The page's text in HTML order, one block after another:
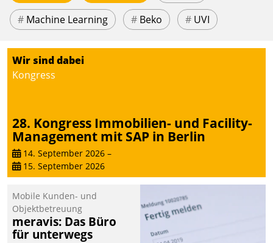
# Machine Learning # Beko # UVI
Wir sind dabei
Kongress
28. Kongress Immobilien- und Facility-
Management mit SAP in Berlin
14. September 2026 –
15. September 2026
Mobile Kunden- und
Objektbetreuung
meravis: Das Büro
für unterwegs